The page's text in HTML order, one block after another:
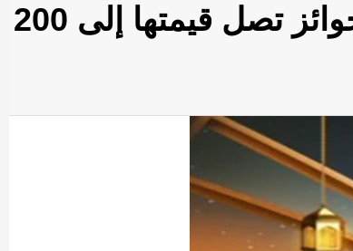
احتفالاً بعيد الأضحى المُبارك، أرابيان سنتر يمنح زواره فرص ربح جوائز تصل قيمتها إلى 200